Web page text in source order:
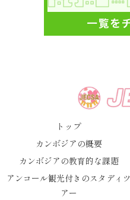
トップ
カンボジアの概要
カンボジアの教育的な課題
アンコール観光付きのスタディツ
アー